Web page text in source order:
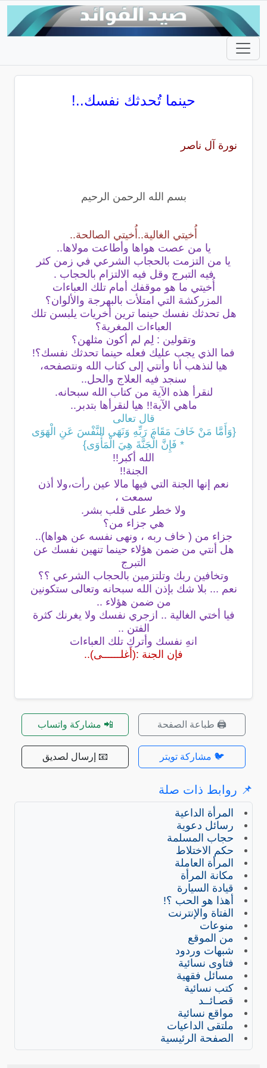
حينما تُحدثك نفسك..!
نورة آل ناصر
بسم الله الرحمن الرحيم
أُخيتي الغالية..أُخيتي الصالحة..
يا من عصت هواها وأطاعت مولاها..
يا من التزمت بالحجاب الشرعي في زمن كثر
فيه التبرج وقل فيه الالتزام بالحجاب .
أُخيتي ما هو موقفك أمام تلك العباءات
المزركشة التي امتلأت بالبهرجة والألوان؟
هل تحدثك نفسك حينما ترين أخريات يلبسن تلك
العباءات المغرية؟
وتقولين : لِم لم أكون مثلهن؟
فما الذي يجب عليك فعله حينما تحدثك نفسك؟!
هيا لنذهب أنا وأنتي إلى كتاب الله ونتصفحه،
سنجد فيه العلاج والحل..
لنقرأ هذه الآية من كتاب الله سبحانه.
ماهي الآية!! هيا لنقرأها بتدبر..
قال تعالى
{وَأَمَّا مَنْ خَافَ مَقَامَ رَبِّهِ وَنَهَى النَّفْسَ عَنِ الْهَوَى
* فَإِنَّ الْجَنَّةَ هِيَ الْمَأْوَى}
الله أكبر!!
الجنة!!
نعم إنها الجنة التي فيها مالا عين رأت،ولا أذن
سمعت ،
ولا خطر على قلب بشر.
هي جزاء من؟
جزاء من ( خاف ربه ، ونهى نفسه عن هواها)..
هل أنتي من ضمن هؤلاء حينما تنهين نفسك عن
التبرج
وتخافين ربك وتلتزمين بالحجاب الشرعي ؟؟
نعم ... بلا شك بإذن الله سبحانه وتعالى ستكونين
من ضمن هؤلاء ..
فيا أختي الغالية .. ازجري نفسك ولا يغرنك كثرة
الفتن ..
انهِ نفسك وأتركِ تلك العباءات
فإن الجنة :(أغلــــــى)..
🖨️ طباعة الصفحة 📲 مشاركة واتساب
🐦 مشاركة تويتر 📧 إرسال لصديق
📌 روابط ذات صلة
المرأة الداعية
رسائل دعوية
حجاب المسلمة
حكم الاختلاط
المرأة العاملة
مكانة المرأة
قيادة السيارة
أهذا هو الحب ؟!
الفتاة والإنترنت
منوعات
من الموقع
شبهات وردود
فتاوى نسائية
مسائل فقهية
كتب نسائية
قصـائــد
مواقع نسائية
ملتقى الداعيات
الصفحة الرئيسية